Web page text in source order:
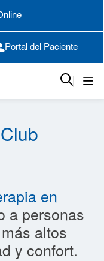
Portal del Paciente
en
a personas
altos
y confort.